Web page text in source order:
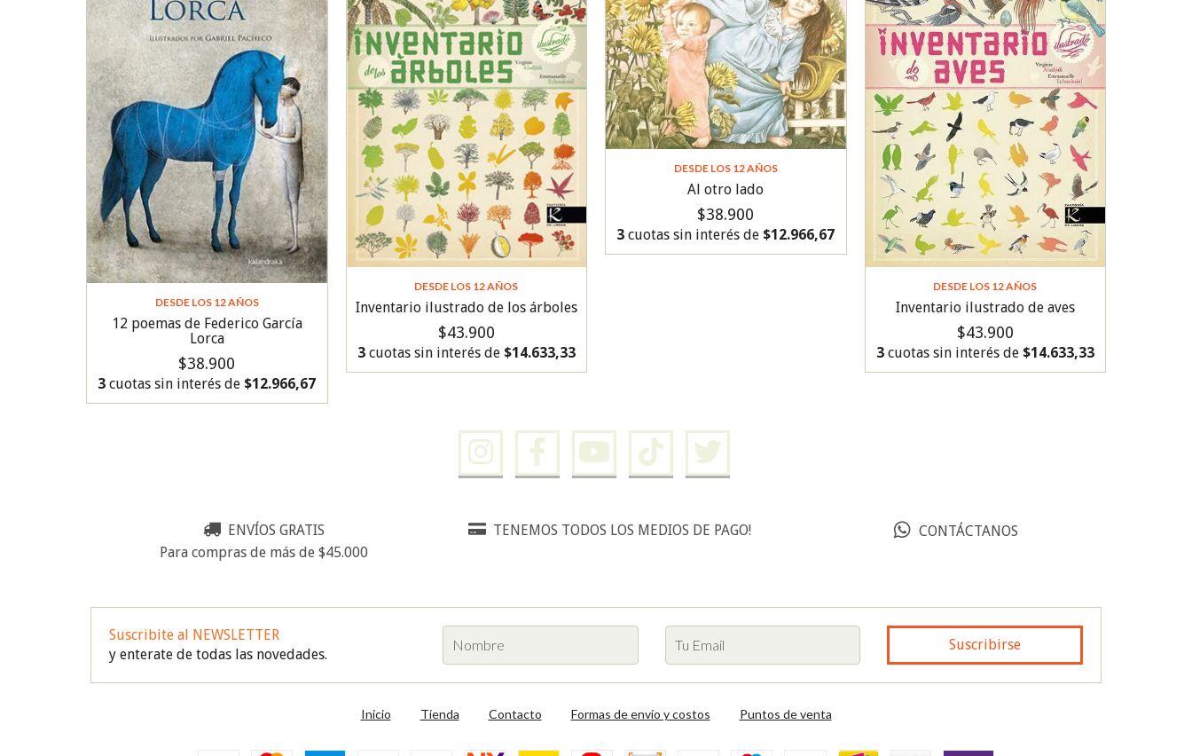
DESDE LOS 12 AÑOS
12 poemas de Federico García
Lorca
$38.900
3 cuotas sin interés de $12.966,67
DESDE LOS 12 AÑOS
Inventario ilustrado de los árboles
$43.900
3cuotas sin interés de $14.633,33
DESDE LOS 12 AÑOS
Al otro lado
$38.900
3 cuotas sin interés de $12.966,67
DESDE LOS 12 AÑOS
Inventario ilustrado de aves
$43.900
3cuotas sin interés de $14.633,33
ENVÍOS GRATIS
Para compras de más de $45.000
TENEMOS TODOS LOS MEDIOS DE PAGO! CONTÁCTANOS
Suscribite al NEWSLETTER
y enterate de todas las novedades.
Inicio Tienda Contacto Formas de envío y costos Puntos de venta